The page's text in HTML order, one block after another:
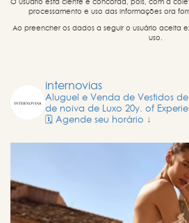
O usuário está ciente e concorda, pois, com a
processamento e uso das informações ora
Ao preencher os dados a seguir o usuário aceita
uso.
internovias
Aluguel e Venda de Vestidos
de noiva de Luxo 20y. of
🗓️ Agende seu horário ↓